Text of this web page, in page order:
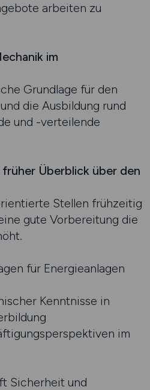
arbeiten zu
im
Grundlage für den
die Ausbildung rund
und -verteilende
Überblick über den
Stellen frühzeitig
gute Vorbereitung die
für Energieanlagen
Kenntnisse in
im
Sicherheit und